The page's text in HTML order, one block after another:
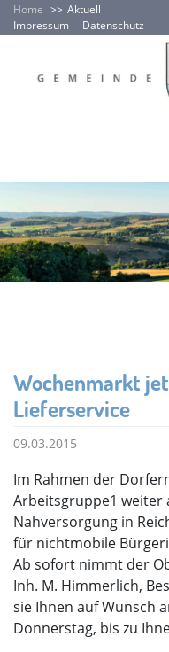
Home
Aktuell
Impressum
Datenschutz
Wochenmarkt
Lieferservice
09.03.2015
Im Rahmen der
Arbeitsgruppe1 weiter
Nahversorgung in
für nichtmobile
Ab sofort nimmt der
Inh. M. Himmerlich,
sie Ihnen auf Wunsch
Donnerstag, bis zu